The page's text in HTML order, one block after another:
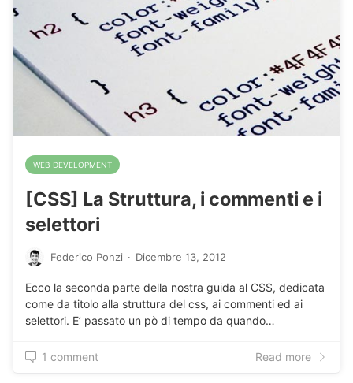
WEB DEVELOPMENT
[CSS] La Struttura, i commenti e i
selettori
Federico Ponzi · Dicembre 13, 2012
Ecco la seconda parte della nostra guida al CSS, dedicata
come da titolo alla struttura del css, ai commenti ed ai
selettori. E’ passato un pò di tempo da quando…
1 comment Read more